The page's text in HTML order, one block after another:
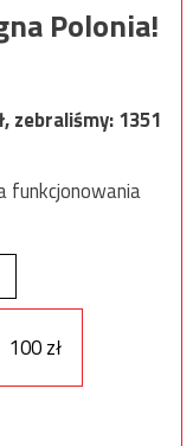
Polonia!
zebraliśmy:1351
funkcjonowania
100 zł